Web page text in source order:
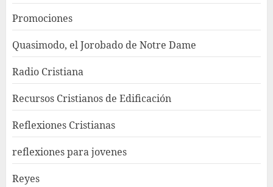
Promociones
Quasimodo, el Jorobado de Notre Dame
Radio Cristiana
Recursos Cristianos de Edificación
Reflexiones Cristianas
reflexiones para jovenes
Reyes